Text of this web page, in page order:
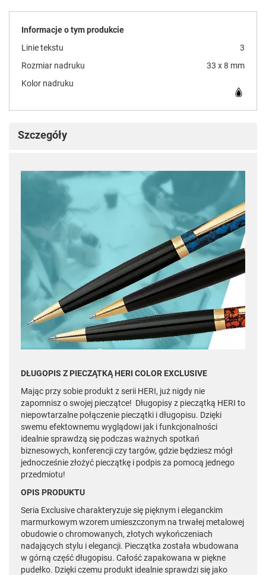
Informacje o tym produkcie
Linie tekstu
3
Rozmiar nadruku
33 x 8 mm
Kolor nadruku
Szczegóły
DŁUGOPIS Z PIECZĄTKĄ HERI COLOR EXCLUSIVE
Mając przy sobie produkt z serii HERI, już nigdy nie
zapomnisz o swojej pieczątce! Długopisy z pieczątką HERI to
niepowtarzalne połączenie pieczątki i długopisu. Dzięki
swemu efektownemu wyglądowi jak i funkcjonalności
idealnie sprawdzą się podczas ważnych spotkań
biznesowych, konferencji czy targów, gdzie będziesz mógł
jednocześnie złożyć pieczątkę i podpis za pomocą jednego
przedmiotu!
OPIS PRODUKTU
Seria Exclusive charakteryzuje się pięknym i eleganckim
marmurkowym wzorem umieszczonym na trwałej metalowej
obudowie o chromowanych, złotych wykończeniach
nadających stylu i elegancji. Pieczątka została wbudowana
w górną część długopisu. Całość zapakowana w piękne
pudełko. Dzięki czemu produkt idealnie sprawdzi się jako